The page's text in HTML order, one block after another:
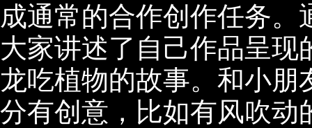
成通常的合作创作任务
大家讲述了自己作品呈
龙吃植物的故事。和小朋
分有创意，比如有风吹动